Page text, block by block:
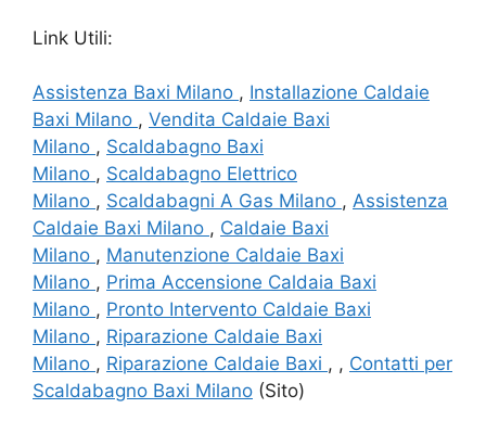
Link Utili:
Assistenza Baxi Milano , Installazione Caldaie
Baxi Milano , Vendita Caldaie Baxi
Milano , Scaldabagno Baxi
Milano , Scaldabagno Elettrico
Milano , Scaldabagni A Gas Milano , Assistenza
Caldaie Baxi Milano , Caldaie Baxi
Milano , Manutenzione Caldaie Baxi
Milano , Prima Accensione Caldaia Baxi
Milano , Pronto Intervento Caldaie Baxi
Milano , Riparazione Caldaie Baxi
Milano , Riparazione Caldaie Baxi , , Contatti per
Scaldabagno Baxi Milano (Sito)